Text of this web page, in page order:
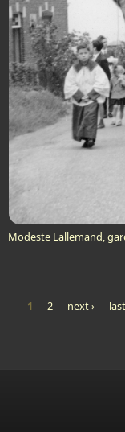
Modeste Lallemand,
Pages
1 2 next ›